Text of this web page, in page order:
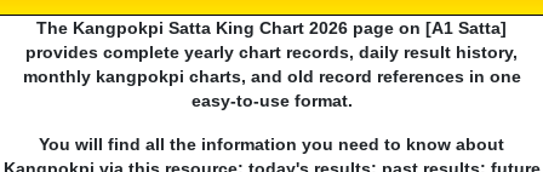
The Kangpokpi Satta King Chart 2026 page on [A1 Satta]
provides complete yearly chart records, daily result history,
monthly kangpokpi charts, and old record references in one
easy-to-use format.
You will find all the information you need to know about